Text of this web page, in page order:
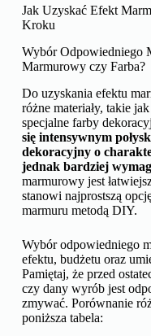
Jak Uzyskać Efekt
Kroku
Wybór Odpowiedniego
Marmurowy czy Farba?
Do uzyskania efektu
różne materiały, takie
specjalne farby
się intensywnym
dekoracyjny o
jednak bardziej
marmurowy jest
stanowi najprostszą
marmuru metodą DIY.
Wybór odpowiedniego
efektu, budżetu oraz
Pamiętaj, że przed
czy dany wyrób jest
zmywać. Porównanie
poniższa tabela: